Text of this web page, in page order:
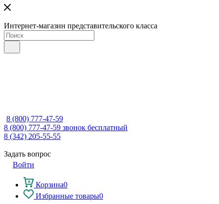
Интернет-магазин представительского класса
8 (800) 777-47-59
8 (800) 777-47-59 звонок бесплатный
8 (342) 205-55-55
Задать вопрос
Войти
Корзина0
Избранные товары0